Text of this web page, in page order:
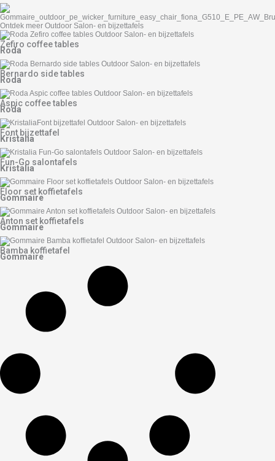
Ontdek meer Outdoor Salon- en bijzettafels
Zefiro coffee tables
Roda
Bernardo side tables
Roda
Aspic coffee tables
Roda
Font bijzettafel
Kristalia
Fun-Go salontafels
Kristalia
Floor set koffietafels
Gommaire
Anton set koffietafels
Gommaire
Bamba koffietafel
Gommaire